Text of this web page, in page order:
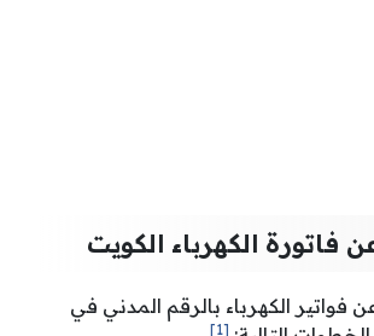
فاتورة الكهرباء الكويت
فواتير الكهرباء بالرقم المدني في
[1]